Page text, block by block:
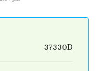
37330D